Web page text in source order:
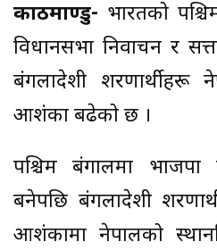
काठमाण्डु- भारतको
विधानसभा निर्वाचन र
बंगलादेशी शरणार्थीहरू
आशंका बढेको छ ।
पश्चिम बंगालमा
बनेपछि बंगलादेशी
आशंकामा नेपालको